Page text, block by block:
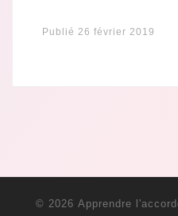
Publié 26 février 2019
© 2026 Apprendre